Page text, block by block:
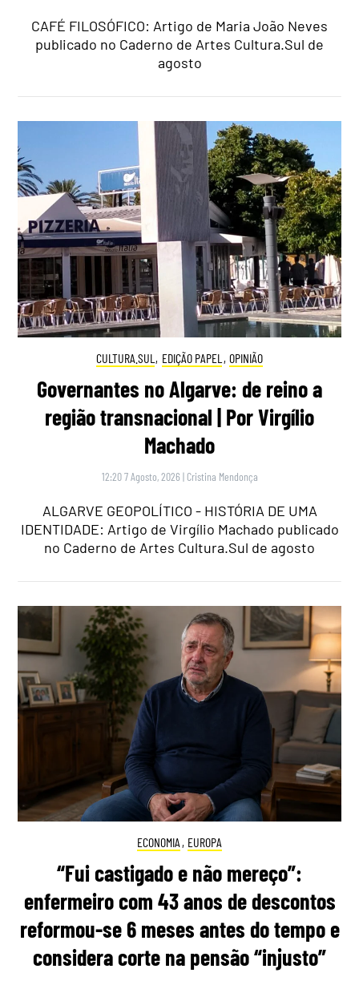
CAFÉ FILOSÓFICO: Artigo de Maria João Neves
publicado no Caderno de Artes Cultura.Sul de
agosto
CULTURA.SUL , EDIÇÃO PAPEL , OPINIÃO
Governantes no Algarve: de reino a
região transnacional | Por Virgílio
Machado
12:20 7 Agosto, 2026 | Cristina Mendonça
ALGARVE GEOPOLÍTICO - HISTÓRIA DE UMA
IDENTIDADE: Artigo de Virgílio Machado publicado
no Caderno de Artes Cultura.Sul de agosto
ECONOMIA , EUROPA
“Fui castigado e não mereço”:
enfermeiro com 43 anos de descontos
reformou-se 6 meses antes do tempo e
considera corte na pensão “injusto”